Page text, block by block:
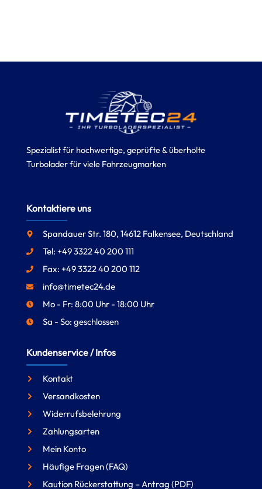
Spezialist für hochwertige, geprüfte & überholte
Turbolader für viele Fahrzeugmarken
Kontaktiere uns
Spandauer Str. 180, 14612 Falkensee, Deutschland
Tel: +49 3322 40 200 111
Fax: +49 3322 40 200 112
info@timetec24.de
Mo - Fr: 8:00 Uhr - 18:00 Uhr
Sa - So: geschlossen
Kundenservice / Infos
Kontakt
Versandkosten
Widerrufsbelehrung
Zahlungsarten
Mein Konto
Häufige Fragen (FAQ)
Kaution Rückerstattung – Antrag (PDF)